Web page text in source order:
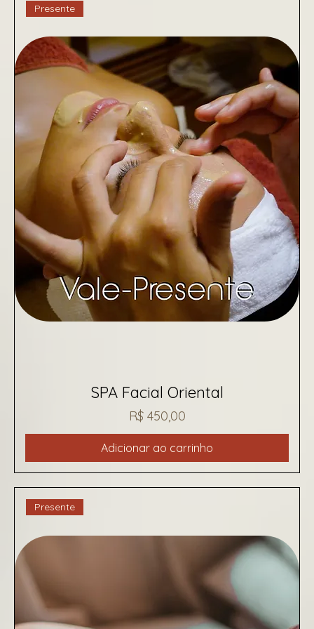
Presente
SPA Facial Oriental
Preço
R$ 450,00
Adicionar ao carrinho
Presente